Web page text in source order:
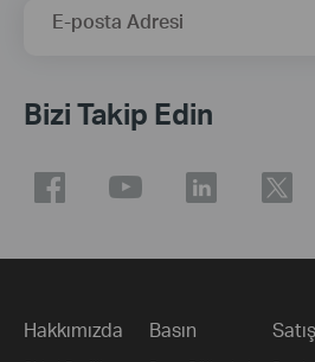
E-posta Adresi
Bizi Takip Edin
Hakkımızda Basın